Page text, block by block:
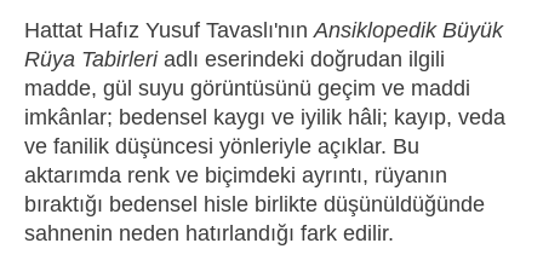
Hattat Hafız Yusuf Tavaslı'nın Ansiklopedik Büyük
Rüya Tabirleriadlı eserindeki doğrudan ilgili
madde, gül suyu görüntüsünü geçim ve maddi
imkânlar; bedensel kaygı ve iyilik hâli; kayıp, veda
ve fanilik düşüncesi yönleriyle açıklar. Bu
aktarımda renk ve biçimdeki ayrıntı, rüyanın
bıraktığı bedensel hisle birlikte düşünüldüğünde
sahnenin neden hatırlandığı fark edilir.